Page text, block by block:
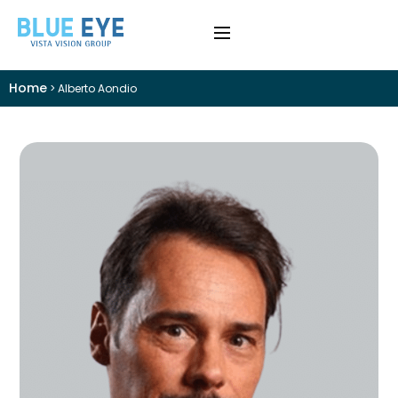
Home > Alberto Aondio
Difetti Visivi ›
›
Trattamenti
Visite e Diagnostica
Chi Siamo
Colloquio Informativo